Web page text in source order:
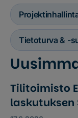
Tietoturva & -
Tilitoimisto
laskutuksen